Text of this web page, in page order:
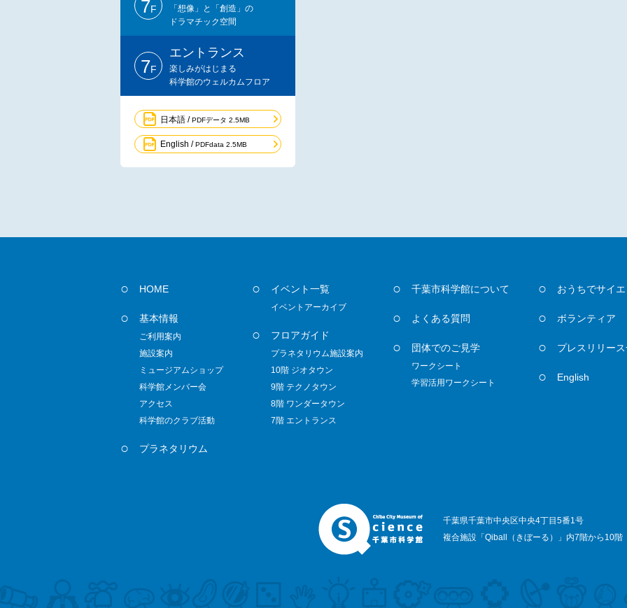
7F
「想像」と「創造」の
ドラマチック空間
7F
エントランス
楽しみがはじまる
科学館のウェルカムフロア
日本語 /PDFデータ 2.5MB
English /PDFdata 2.5MB
HOME
基本情報
ご利用案内
施設案内
ミュージアムショップ
科学館メンバー会
アクセス
科学館のクラブ活動
プラネタリウム
イベント一覧
イベントアーカイブ
フロアガイド
プラネタリウム施設案内
10階 ジオタウン
9階 テクノタウン
8階 ワンダータウン
7階 エントランス
千葉市科学館について
よくある質問
団体でのご見学
ワークシート
学習活用ワークシート
おうちでサイエ
ボランティア
プレスリリー
English
千葉県千葉市中央区中央4丁目5番1号
複合施設「Qiball（きぼーる）」内7階から10階